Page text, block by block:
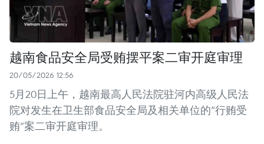
越南食品安全局受贿摆平案二审开庭审理
20/05/2026 12:56
5月20日上午，越南最高人民法院驻河内高级人民法
院对发生在卫生部食品安全局及相关单位的“行贿受
贿”案二审开庭审理。